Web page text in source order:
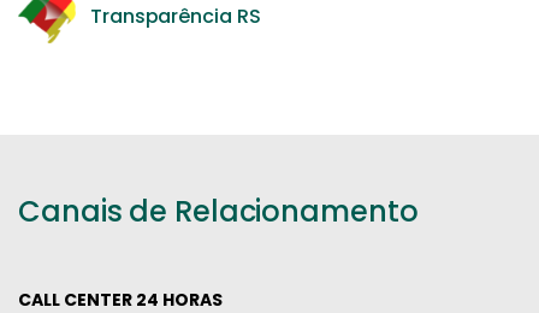
Transparência RS
Canais de Relacionamento
CALL CENTER 24 HORAS